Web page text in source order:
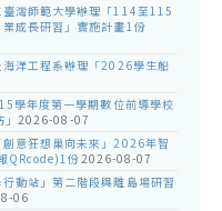
灣師範大學辦理「114至115
成長研習」實施計畫1份
洋工程系辦理「2026學生船
學年度第一學期數位前導學校
2026-08-07
意狂想巢向未來」2026年智
QRcode)1份2026-08-07
動站」第二階段與離島場研習
06